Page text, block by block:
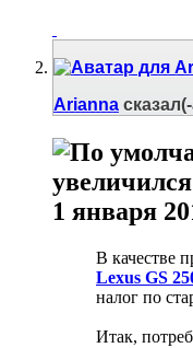
Arianna
1 января
В качестве
Lexus GS
налог по
Итак,